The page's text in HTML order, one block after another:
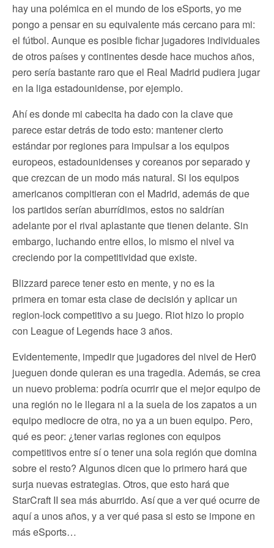
hay una polémica en el mundo de los eSports, yo me
pongo a pensar en su equivalente más cercano para mi:
el fútbol. Aunque es posible fichar jugadores individuales
de otros países y continentes desde hace muchos años,
pero sería bastante raro que el Real Madrid pudiera jugar
en la liga estadounidense, por ejemplo.
Ahí es donde mi cabecita ha dado con la clave que
parece estar detrás de todo esto: mantener cierto
estándar por regiones para impulsar a los equipos
europeos, estadounidenses y coreanos por separado y
que crezcan de un modo más natural. Si los equipos
americanos compitieran con el Madrid, además de que
los partidos serían aburrídimos, estos no saldrían
adelante por el rival aplastante que tienen delante. Sin
embargo, luchando entre ellos, lo mismo el nivel va
creciendo por la competitividad que existe.
Blizzard parece tener esto en mente, y no es la
primera en tomar esta clase de decisión y aplicar un
region-lock competitivo a su juego. Riot hizo lo propio
con League of Legends hace 3 años.
Evidentemente, impedir que jugadores del nivel de Her0
jueguen donde quieran es una tragedia. Además, se crea
un nuevo problema: podría ocurrir que el mejor equipo de
una región no le llegara ni a la suela de los zapatos a un
equipo mediocre de otra, no ya a un buen equipo. Pero,
qué es peor: ¿tener varias regiones con equipos
competitivos entre sí o tener una sola región que domina
sobre el resto? Algunos dicen que lo primero hará que
surja nuevas estrategias. Otros, que esto hará que
StarCraft II sea más aburrido. Así que a ver qué ocurre de
aquí a unos años, y a ver qué pasa si esto se impone en
más eSports…